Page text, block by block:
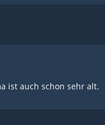
ist auch schon sehr alt.